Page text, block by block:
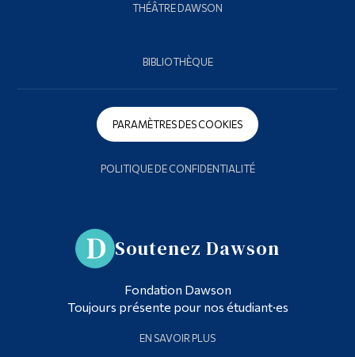
THÉÂTRE DAWSON
BIBLIOTHÈQUE
PARAMÈTRES DES COOKIES
POLITIQUE DE CONFIDENTIALITÉ
Soutenez Dawson
Fondation Dawson
Toujours présente pour nos étudiant·es
EN SAVOIR PLUS